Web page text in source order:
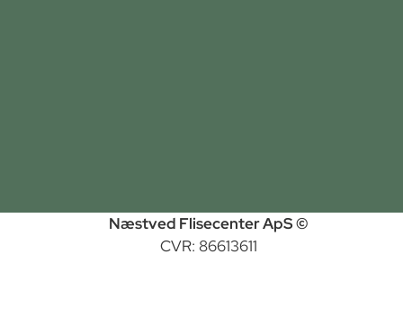
Næstved Flisecenter ApS ©
CVR: 86613611